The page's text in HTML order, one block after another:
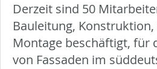
Derzeit sind 50
Bauleitung,
Montage beschäftigt, für
von Fassaden im